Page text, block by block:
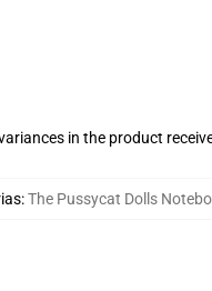
in the product
:The Pussycat Dolls